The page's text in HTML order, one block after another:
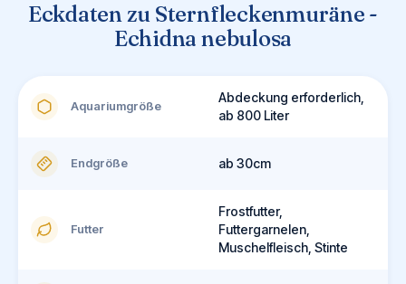
Eckdaten zu Sternfleckenmuräne -
Echidna nebulosa
Aquariumgröße
Abdeckung erforderlich,
ab 800 Liter
Endgröße ab 30cm
Futter
Frostfutter,
Futtergarnelen,
Muschelfleisch, Stinte